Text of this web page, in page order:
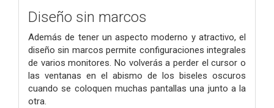
Diseño sin marcos
Además de tener un aspecto moderno y atractivo, el
diseño sin marcos permite configuraciones integrales
de varios monitores. No volverás a perder el cursor o
las ventanas en el abismo de los biseles oscuros
cuando se coloquen muchas pantallas una junto a la
otra.